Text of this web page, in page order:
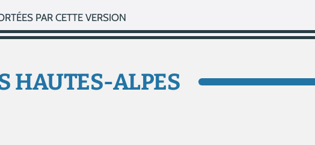
PAR CETTE VERSION
HAUTES-ALPES